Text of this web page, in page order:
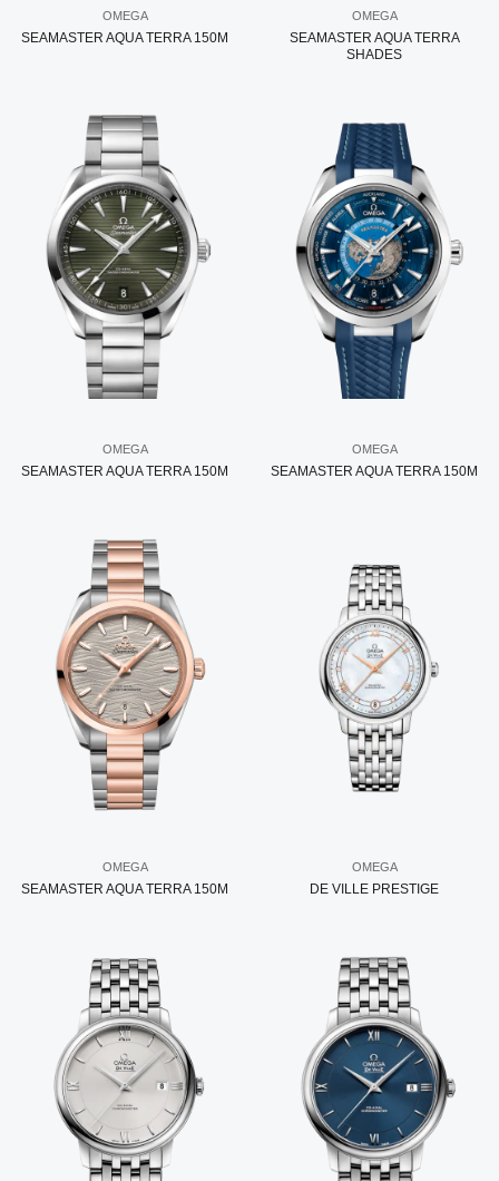
OMEGA
SEAMASTER AQUA TERRA 150M
OMEGA
SEAMASTER AQUA TERRA
SHADES
OMEGA
SEAMASTER AQUA TERRA 150M
OMEGA
SEAMASTER AQUA TERRA 150M
OMEGA
SEAMASTER AQUA TERRA 150M
OMEGA
DE VILLE PRESTIGE